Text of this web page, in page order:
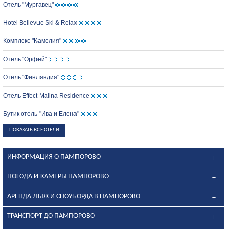
Отель "Мургавец"
Hotel Bellevue Ski & Relax
Комплекс "Камелия"
Отель "Орфей"
Отель "Финляндия"
Отель Effect Malina Residence
Бутик отель "Ива и Елена"
ПОКАЗАТЬ ВСЕ ОТЕЛИ
ИНФОРМАЦИЯ О ПАМПОРОВО
ПОГОДА И КАМЕРЫ ПАМПОРОВО
АРЕНДА ЛЫЖ И СНОУБОРДА В ПАМПОРОВО
ТРАНСПОРТ ДО ПАМПОРОВО